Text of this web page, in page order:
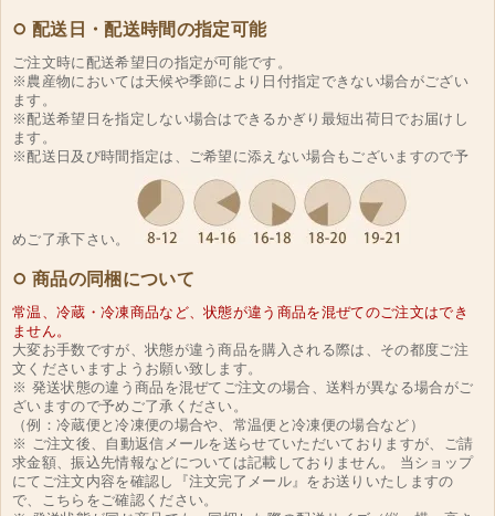
配送日・配送時間の指定可能
ご注文時に配送希望日の指定が可能です。
※農産物においては天候や季節により日付指定できない場合がござい
ます。
※配送希望日を指定しない場合はできるかぎり最短出荷日でお届けし
ます。
※配送日及び時間指定は、ご希望に添えない場合もございますので予
めご了承下さい。
商品の同梱について
常温、冷蔵・冷凍商品など、状態が違う商品を混ぜてのご注文はでき
ません。
大変お手数ですが、状態が違う商品を購入される際は、その都度ご注
文くださいますようお願い致します。
※ 発送状態の違う商品を混ぜてご注文の場合、送料が異なる場合がご
ざいますので予めご了承ください。
（例：冷蔵便と冷凍便の場合や、常温便と冷凍便の場合など）
※ ご注文後、自動返信メールを送らせていただいておりますが、ご請
求金額、振込先情報などについては記載しておりません。 当ショップ
にてご注文内容を確認し『注文完了メール』をお送りいたしますの
で、こちらをご確認ください。